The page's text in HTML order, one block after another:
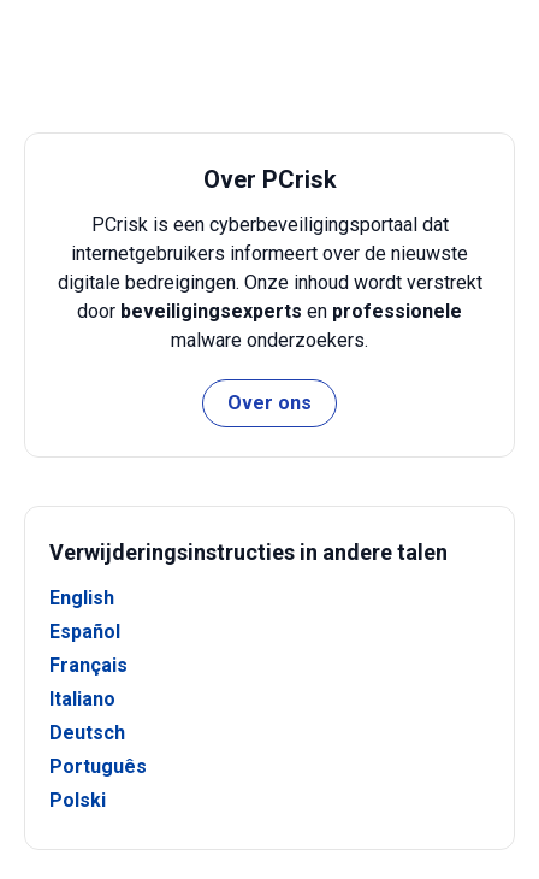
Over PCrisk
PCrisk is een cyberbeveiligingsportaal dat
internetgebruikers informeert over de nieuwste
digitale bedreigingen. Onze inhoud wordt verstrekt
door beveiligingsexperts en professionele
malware onderzoekers.
Over ons
Verwijderingsinstructies in andere talen
English
Español
Français
Italiano
Deutsch
Português
Polski